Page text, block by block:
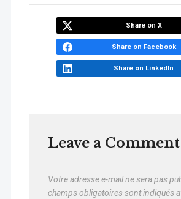
Share on X
Share on Facebook
Share on LinkedIn
Leave a Comment
Votre adresse e-mail ne sera pas
champs obligatoires sont indiqués